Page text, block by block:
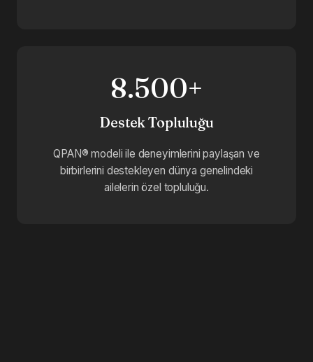
8.500+
Destek Topluluğu
QPAN® modeli ile deneyimlerini paylaşan ve
birbirlerini destekleyen dünya genelindeki
ailelerin özel topluluğu.